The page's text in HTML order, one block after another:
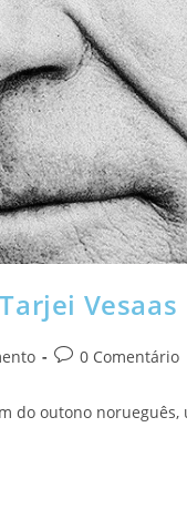
Vesaas
0 Comentário
do outono